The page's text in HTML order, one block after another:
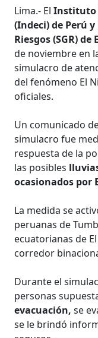
Lima.- ElInstituto
(Indeci) de Perú
Riesgos (SGR) de
de noviembre en
simulacro de
del fenómeno El
oficiales.
Un comunicado
simulacro fue
respuesta de la
las posibles
ocasionados por
La medida se
peruanas de
ecuatorianas de
corredor
Durante el
personas
evacuación, se
se le brindó